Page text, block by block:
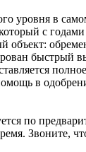
уровня в
с годами
объект:
быстрый
в
по
Звоните,